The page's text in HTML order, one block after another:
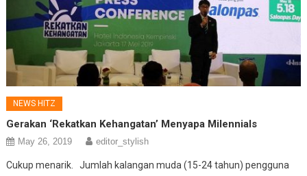
NEWS HITZ
Gerakan ‘Rekatkan Kehangatan’ Menyapa Milennials
May 26, 2019 editor_stylish
Cukup menarik. Jumlah kalangan muda (15-24 tahun) pengguna